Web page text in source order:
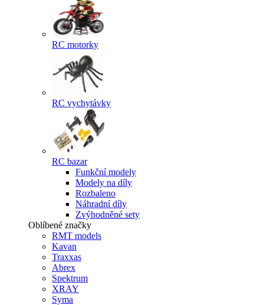
RC motorky
RC vychytávky
RC bazar
Funkční modely
Modely na díly
Rozbaleno
Náhradní díly
Zvýhodněné sety
Oblíbené značky
RMT models
Kavan
Traxxas
Abrex
Spektrum
XRAY
Syma